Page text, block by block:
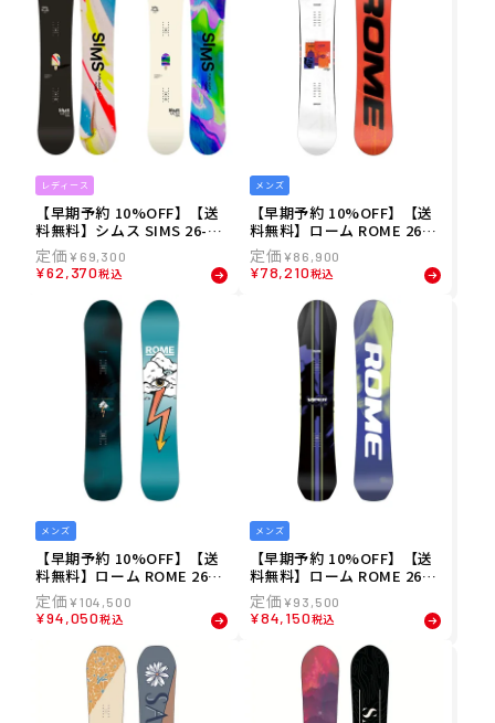
レディース
【早期予約 10%OFF】【送
料無料】シムス SIMS 26-27
レディース FLUID スノーボ
ード S-BOARD2627-10
¥ 69,300
¥62,370税込
メンズ
【早期予約 10%OFF】【送
料無料】ローム ROME 26-2
7 メンズ AGENT スノーボー
ド S-BOARD2627-6
¥86,900
¥78,210税込
メンズ
【早期予約 10%OFF】【送
料無料】ローム ROME 26-2
7 メンズ STALE CREWZER
スノーボード S-BOARD262
7-5
¥104,500
¥94,050税込
メンズ
【早期予約 10%OFF】【送
料無料】ローム ROME 26-2
7 メンズ VIPER スノーボー
ド S-BOARD2627-4
¥93,500
¥84,150税込